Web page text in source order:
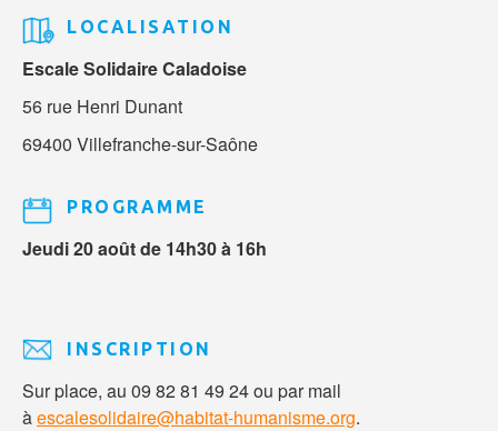
LOCALISATION
Escale Solidaire Caladoise
56 rue Henri Dunant
69400 Villefranche-sur-Saône
PROGRAMME
Jeudi 20 août de 14h30 à 16h
INSCRIPTION
Sur place, au 09 82 81 49 24 ou par mail
àescalesolidaire@habitat-humanisme.org.